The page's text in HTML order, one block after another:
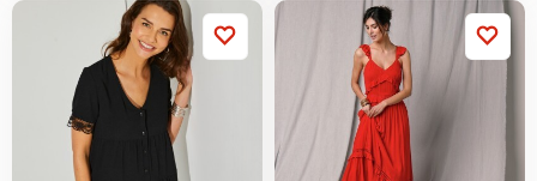
Macramé vsadka
vpředu a vzadu. Pod
prsy nařasení. Dlouhé
nadýchané rukávy s
macramé vsadkou.
Pružné manžety. Rovný
Manžety na knoflík.
Vzadu pružný pas.
Vpředu nařasení a
postranní zavázání.
Vzdušná padnoucí
viskóza. Lze prát v